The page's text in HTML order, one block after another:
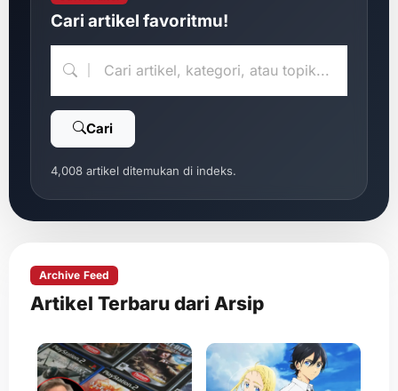
Cari artikel favoritmu!
Cari
4,008 artikel ditemukan di indeks.
Archive Feed
Artikel Terbaru dari Arsip